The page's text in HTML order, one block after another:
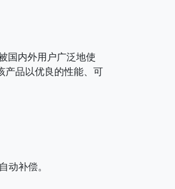
国内外用户广泛地使
产品以优良的性能、可
补偿。